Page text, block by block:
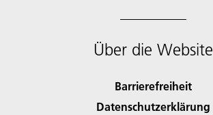
Über die Website
Barrierefreiheit
Datenschutzerklärung